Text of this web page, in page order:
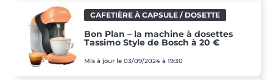
CAFETIÈRE À CAPSULE / DOSETTE
Bon Plan – la machine à dosettes
Tassimo Style de Bosch à 20 €
Mis à jour le 03/09/2024 à 19:30